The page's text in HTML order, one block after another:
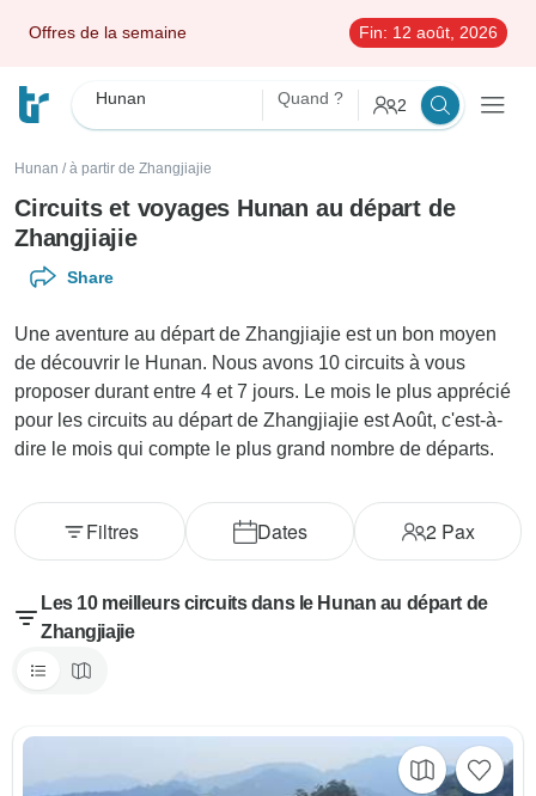
Offres de la semaine Fin: 12 août, 2026
Hunan Quand ? 2
Hunan / à partir de Zhangjiajie
Circuits et voyages Hunan au départ de
Zhangjiajie
Share
Une aventure au départ de Zhangjiajie est un bon moyen
de découvrir le Hunan. Nous avons 10 circuits à vous
proposer durant entre 4 et 7 jours. Le mois le plus apprécié
pour les circuits au départ de Zhangjiajie est Août, c'est-à-
dire le mois qui compte le plus grand nombre de départs.
Dates 2Pax
Filtres
Les 10 meilleurs circuits dans le Hunan au départ de
Zhangjiajie